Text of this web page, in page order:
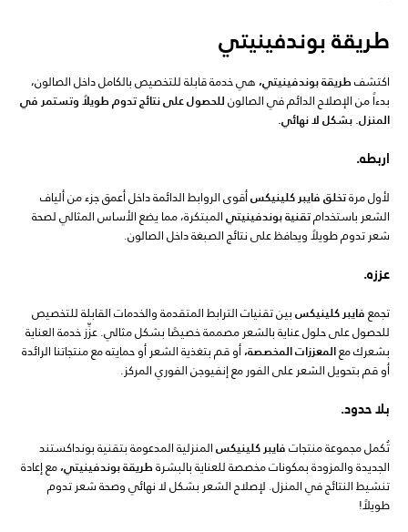
طريقة بوندفينيتي
اكتشفطريقة بوندفينيتي،هي خدمة قابلة للتخصيص بالكامل داخل الصالون،
بدءاً من الإصلاح الدائم في الصالونللحصول على نتائج تدوم طويلاً وتستمر في
المنزل. بشكل لا نهائي.
اربطه.
لأول مرةتخلق فايبر كلينيكسأقوى الروابط الدائمة داخل أعمق جزء من ألياف
الشعر باستخدامتقنية بوندفينيتيالمبتكرة، مما يضع الأساس المثالي لصحة
شعر تدوم طويلاً ويحافظ على نتائج الصبغة داخل الصالون.
عززه.
تجمعفايبر كلينيكسبين تقنيات الترابط المتقدمة والخدمات القابلة للتخصيص
للحصول على حلول عناية بالشعر مصممة خصيصًا بشكل مثالي. عزِّز خدمة العناية
بشعرك معالمعززات المخصصة،أو قم بتغذية الشعر أو حمايته مع منتجاتنا الرائدة
أو قم بتحويل الشعر على الفور مع إنفيوجن الفوري المركز.
بلا حدود.
تُكمل مجموعة منتجاتفايبر كلينيكسالمنزلية المدعومة بتقنية بونداكستند
الجديدة والمزودة بمكونات مخصصة للعناية بالبشرةطريقة بوندفينيتي،مع إعادة
تنشيط النتائج في المنزل. لإصلاح الشعر بشكل لا نهائي وصحة شعر تدوم
طويلاً!